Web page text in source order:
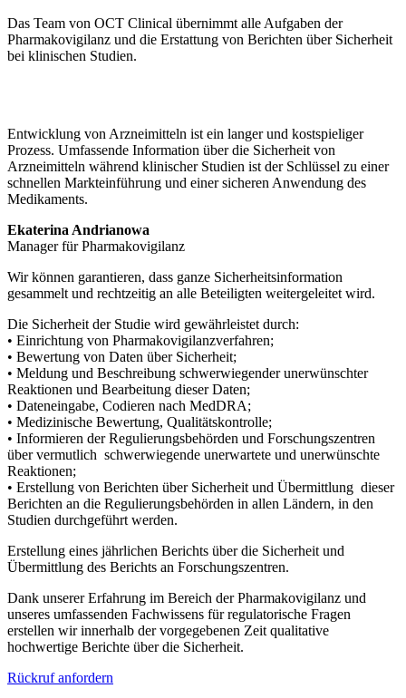
Das Team von OCT Clinical übernimmt alle Aufgaben der
Pharmakovigilanz und die Erstattung von Berichten über Sicherheit
bei klinischen Studien.
Entwicklung von Arzneimitteln ist ein langer und kostspieliger
Prozess. Umfassende Information über die Sicherheit von
Arzneimitteln während klinischer Studien ist der Schlüssel zu einer
schnellen Markteinführung und einer sicheren Anwendung des
Medikaments.
Ekaterina Andrianowa
Manager für Pharmakovigilanz
Wir können garantieren, dass ganze Sicherheitsinformation
gesammelt und rechtzeitig an alle Beteiligten weitergeleitet wird.
Die Sicherheit der Studie wird gewährleistet durch:
• Einrichtung von Pharmakovigilanzverfahren;
• Bewertung von Daten über Sicherheit;
• Meldung und Beschreibung schwerwiegender unerwünschter
Reaktionen und Bearbeitung dieser Daten;
• Dateneingabe, Codieren nach MedDRA;
• Medizinische Bewertung, Qualitätskontrolle;
• Informieren der Regulierungsbehörden und Forschungszentren
über vermutlich schwerwiegende unerwartete und unerwünschte
Reaktionen;
• Erstellung von Berichten über Sicherheit und Übermittlung dieser
Berichten an die Regulierungsbehörden in allen Ländern, in den
Studien durchgeführt werden.
Erstellung eines jährlichen Berichts über die Sicherheit und
Übermittlung des Berichts an Forschungszentren.
Dank unserer Erfahrung im Bereich der Pharmakovigilanz und
unseres umfassenden Fachwissens für regulatorische Fragen
erstellen wir innerhalb der vorgegebenen Zeit qualitative
hochwertige Berichte über die Sicherheit.
Rückruf anfordern